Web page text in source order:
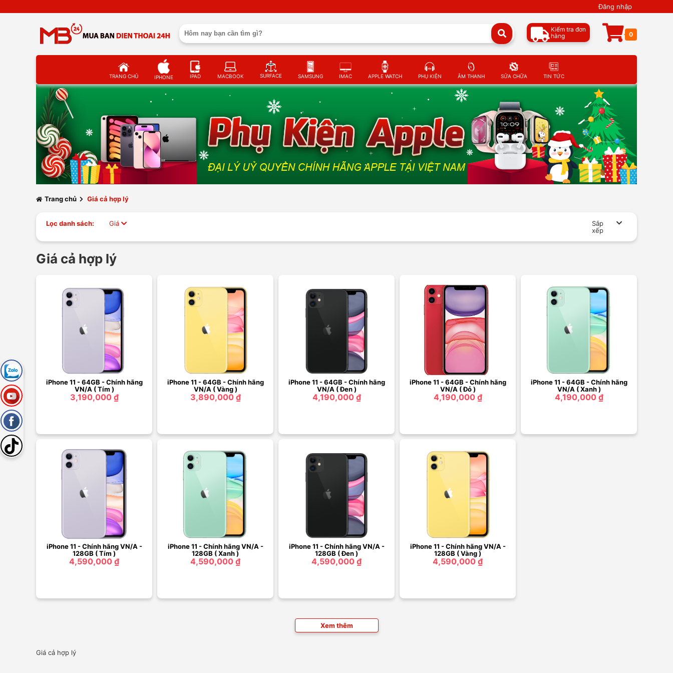
Đăng nhập
Kiểm tra đơn
hàng
0
TRANG CHỦ IPHONE IPAD MACBOOK SURFACE SAMSUNG IMAC APPLE WATCH PHỤ KIỆN ÂM THANH SỬA CHỮA TIN TỨC
Trang chủ Giá cả hợp lý
Lọc danh sách: Giá
Sắp
xếp
Giá cả hợp lý
iPhone 11 - 64GB - Chính hãng
VN/A ( Tím )
3,190,000 ₫
iPhone 11 - 64GB - Chính hãng
VN/A ( Vàng )
3,890,000 ₫
iPhone 11 - 64GB - Chính hãng
VN/A ( Đen )
4,190,000 ₫
iPhone 11 - 64GB - Chính hãng
VN/A ( Đỏ )
4,190,000 ₫
iPhone 11 - 64GB - Chính hãng
VN/A ( Xanh )
4,190,000 ₫
iPhone 11 - Chính hãng VN/A -
128GB ( Tím )
4,590,000 ₫
iPhone 11 - Chính hãng VN/A -
128GB ( Xanh )
4,590,000 ₫
iPhone 11 - Chính hãng VN/A -
128GB ( Đen )
4,590,000 ₫
iPhone 11 - Chính hãng VN/A -
128GB ( Vàng )
4,590,000 ₫
Xem thêm
Giá cả hợp lý